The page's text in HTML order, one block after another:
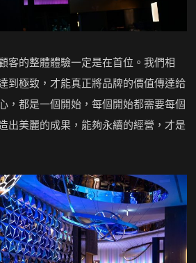
客的整體體驗一定是在首位。我們相
到極致，才能真正將品牌的價值傳達給
，都是一個開始，每個開始都需要每個
出美麗的成果，能夠永續的經營，才是